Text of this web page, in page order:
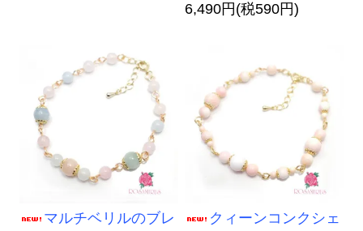
6,490円(税590円)
マルチベリルのブレ
クィーンコンクシェ